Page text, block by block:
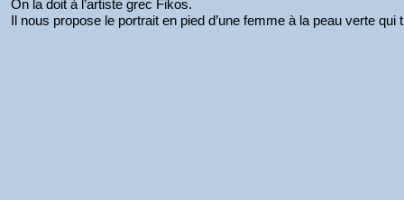
On la doit à l’artiste grec Fikos.
Il nous propose le portrait en pied d’une femme à la peau verte